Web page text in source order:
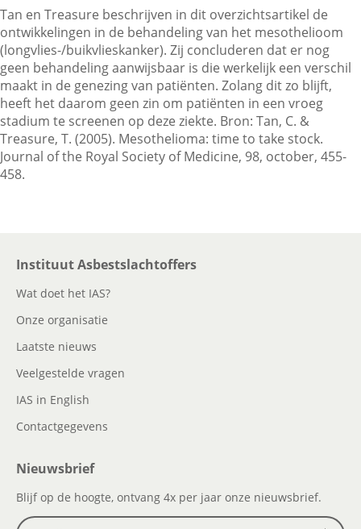
Veelgestelde vragen
Contactgegevens
Zoeken
Tan en Treasure beschrijven in dit overzichtsartikel de
ontwikkelingen in de behandeling van het mesothelioom
(longvlies-/buikvlieskanker). Zij concluderen dat er nog
geen behandeling aanwijsbaar is die werkelijk een verschil
maakt in de genezing van patiënten. Zolang dit zo blijft,
heeft het daarom geen zin om patiënten in een vroeg
stadium te screenen op deze ziekte. Bron: Tan, C. &
Treasure, T. (2005). Mesothelioma: time to take stock.
Journal of the Royal Society of Medicine, 98, october, 455-
458.
Instituut Asbestslachtoffers
Wat doet het IAS?
Onze organisatie
Laatste nieuws
Veelgestelde vragen
IAS in English
Contactgegevens
Nieuwsbrief
Blijf op de hoogte, ontvang 4x per jaar onze nieuwsbrief.